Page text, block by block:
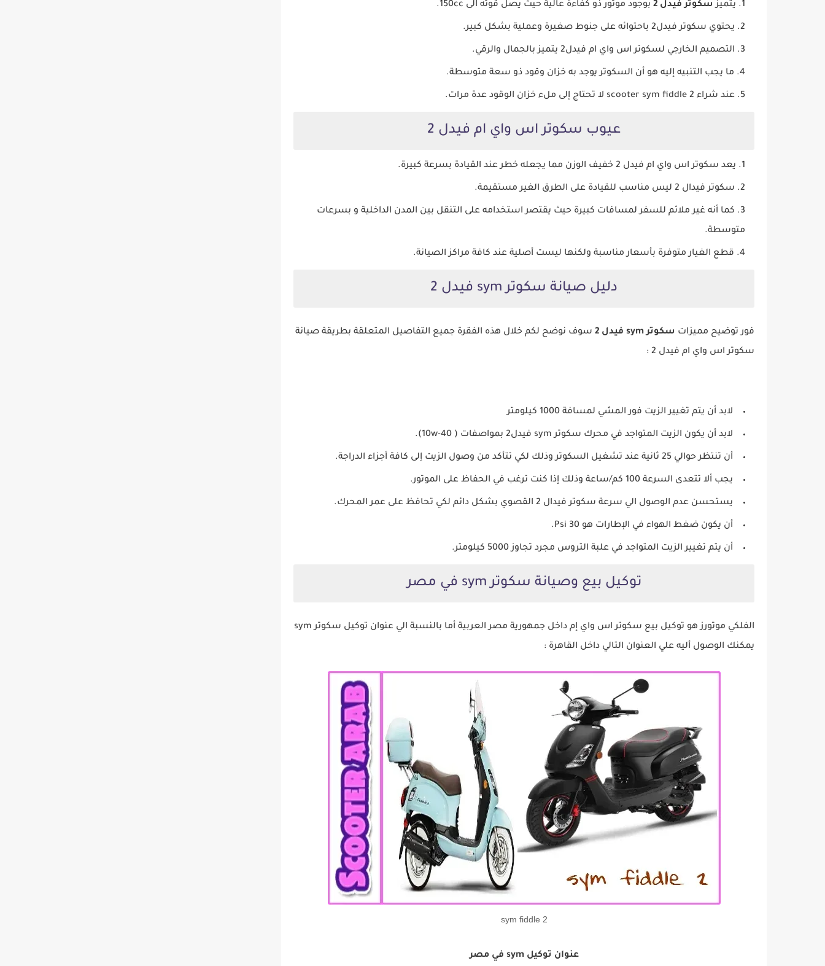
يتميز سكوتر فيدل 2 بوجود موتور ذو كفاءة عالية حيث يصل قوته الى 150cc.
يحتوي سكوتر فيدل2 باحتوائه على جنوط صغيرة وعملية بشكل كبير.
التصميم الخارجي لسكوتر اس واي ام فيدل2 يتميز بالجمال والرقي.
ما يجب التنبيه إليه هو أن السكوتر يوجد به خزان وقود ذو سعة متوسطة.
عند شراء scooter sym fiddle 2 لا تحتاج إلى ملء خزان الوقود عدة مرات.
عيوب سكوتر اس واي ام فيدل 2
يعد سكوتر اس واي ام فيدل 2 خفيف الوزن مما يجعله خطر عند القيادة بسرعة كبيرة.
سكوتر فيدال 2 ليس مناسب للقيادة على الطرق الغير مستقيمة.
كما أنه غير ملائم للسفر لمسافات كبيرة حيث يقتصر استخدامه على التنقل بين المدن الداخلية و بسرعات
متوسطة.
قطع الغيار متوفرة بأسعار مناسبة ولكنها ليست أصلية عند كافة مراكز الصيانة.
دليل صيانة سكوتر sym فيدل 2
فور توضيح مميزات سكوتر sym فيدل 2
سوف نوضح لكم خلال هذه الفقرة جميع التفاصيل المتعلقة بطريقة صيانة
سكوتر اس واي ام فيدل 2 :
لابد أن يتم تغيير الزيت فور المشي لمسافة 1000 كيلومتر
لابد أن يكون الزيت المتواجد في محرك سكوتر sym فيدل2 بمواصفات ( 40-10w).
أن تنتظر حوالي 25 ثانية عند تشغيل السكوتر وذلك لكي تتأكد من وصول الزيت إلى كافة أجزاء الدراجة.
يجب ألا تتعدى السرعة 100 كم/ساعة وذلك إذا كنت ترغب في الحفاظ على الموتور.
يستحسن عدم الوصول الي سرعة سكوتر فيدال 2 القصوي بشكل دائم لكي تحافظ على عمر المحرك.
أن يكون ضغط الهواء في الإطارات هو Psi 30.
أن يتم تغيير الزيت المتواجد في علبة التروس مجرد تجاوز 5000 كيلومتر.
توكيل بيع وصيانة سكوتر sym في مصر
الفلكي موتورز هو توكيل بيع سكوتر اس واي إم داخل جمهورية مصر العربية أما بالنسبة الي عنوان توكيل سكوتر sym
يمكنك الوصول أليه علي العنوان التالي داخل القاهرة :
sym fiddle 2
عنوان توكيل sym في مصر